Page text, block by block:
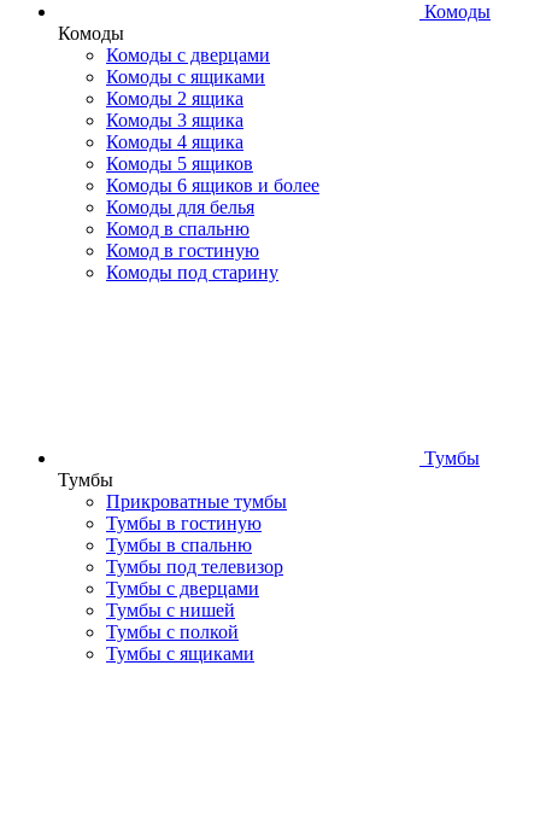
Комоды
Комоды
Комоды с дверцами
Комоды с ящиками
Комоды 2 ящика
Комоды 3 ящика
Комоды 4 ящика
Комоды 5 ящиков
Комоды 6 ящиков и более
Комоды для белья
Комод в спальню
Комод в гостиную
Комоды под старину
Тумбы
Тумбы
Прикроватные тумбы
Тумбы в гостиную
Тумбы в спальню
Тумбы под телевизор
Тумбы с дверцами
Тумбы с нишей
Тумбы с полкой
Тумбы с ящиками